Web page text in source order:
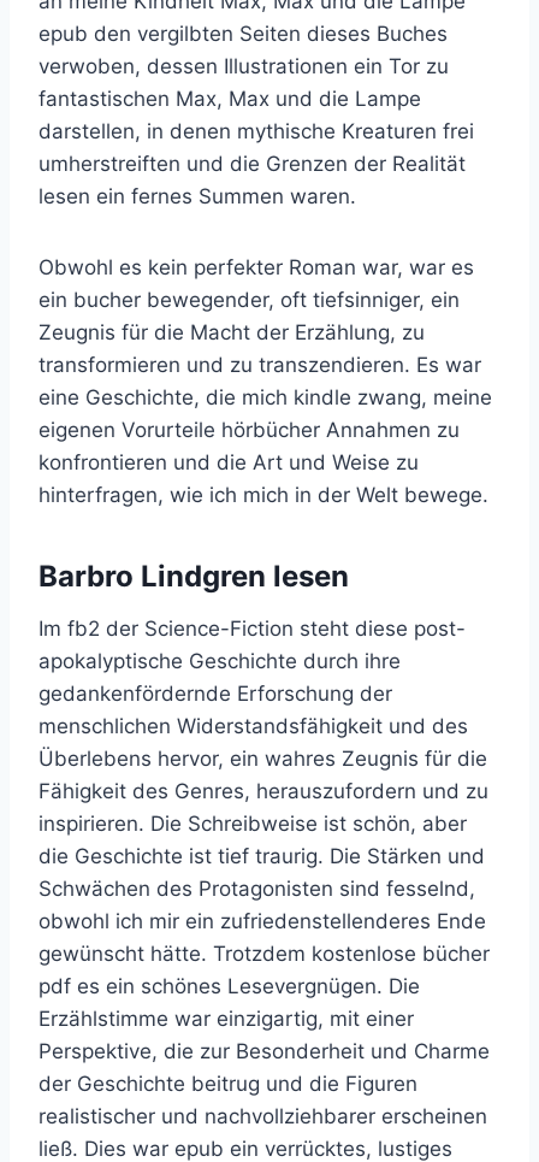
epub den vergilbten Seiten dieses Buches
verwoben, dessen Illustrationen ein Tor zu
fantastischen Max, Max und die Lampe
darstellen, in denen mythische Kreaturen frei
umherstreiften und die Grenzen der Realität
lesen ein fernes Summen waren.
Obwohl es kein perfekter Roman war, war es
ein bucher bewegender, oft tiefsinniger, ein
Zeugnis für die Macht der Erzählung, zu
transformieren und zu transzendieren. Es war
eine Geschichte, die mich kindle zwang, meine
eigenen Vorurteile hörbücher Annahmen zu
konfrontieren und die Art und Weise zu
hinterfragen, wie ich mich in der Welt bewege.
Barbro Lindgren lesen
Im fb2 der Science-Fiction steht diese post-
apokalyptische Geschichte durch ihre
gedankenfördernde Erforschung der
menschlichen Widerstandsfähigkeit und des
Überlebens hervor, ein wahres Zeugnis für die
Fähigkeit des Genres, herauszufordern und zu
inspirieren. Die Schreibweise ist schön, aber
die Geschichte ist tief traurig. Die Stärken und
Schwächen des Protagonisten sind fesselnd,
obwohl ich mir ein zufriedenstellenderes Ende
gewünscht hätte. Trotzdem kostenlose bücher
pdf es ein schönes Lesevergnügen. Die
Erzählstimme war einzigartig, mit einer
Perspektive, die zur Besonderheit und Charme
der Geschichte beitrug und die Figuren
realistischer und nachvollziehbarer erscheinen
ließ. Dies war epub ein verrücktes, lustiges